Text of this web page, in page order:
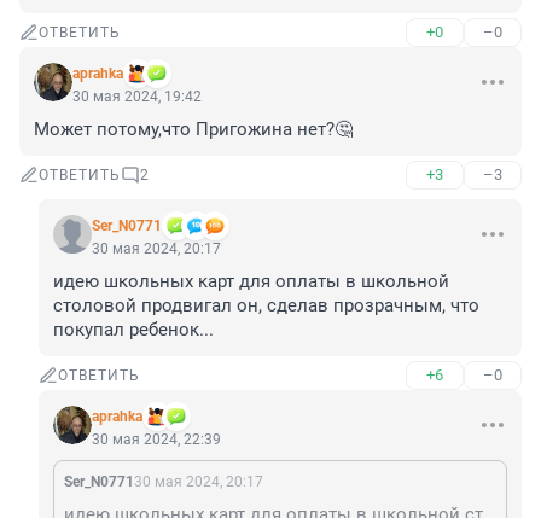
ОТВЕТИТЬ +0 –0
aprahka
30 мая 2024, 19:42
Может потому,что Пригожина нет?🤔
ОТВЕТИТЬ 2 +3 –3
Ser_N0771
30 мая 2024, 20:17
идею школьных карт для оплаты в школьной
столовой продвигал он, сделав прозрачным, что
покупал ребенок...
ОТВЕТИТЬ +6 –0
aprahka
30 мая 2024, 22:39
Ser_N0771 30 мая 2024, 20:17